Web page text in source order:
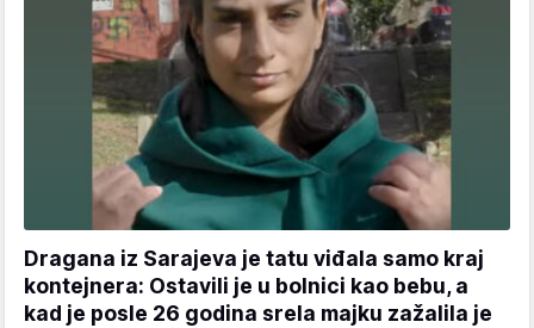
Dragana iz Sarajeva je tatu viđala samo kraj
kontejnera: Ostavili je u bolnici kao bebu, a
kad je posle 26 godina srela majku zažalila je